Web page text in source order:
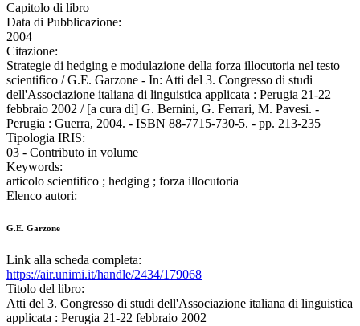
Capitolo di libro
Data di Pubblicazione:
2004
Citazione:
Strategie di hedging e modulazione della forza illocutoria nel testo
scientifico / G.E. Garzone - In: Atti del 3. Congresso di studi
dell'Associazione italiana di linguistica applicata : Perugia 21-22
febbraio 2002 / [a cura di] G. Bernini, G. Ferrari, M. Pavesi. -
Perugia : Guerra, 2004. - ISBN 88-7715-730-5. - pp. 213-235
Tipologia IRIS:
03 - Contributo in volume
Keywords:
articolo scientifico ; hedging ; forza illocutoria
Elenco autori:
G.E. Garzone
Link alla scheda completa:
https://air.unimi.it/handle/2434/179068
Titolo del libro:
Atti del 3. Congresso di studi dell'Associazione italiana di linguistica
applicata : Perugia 21-22 febbraio 2002